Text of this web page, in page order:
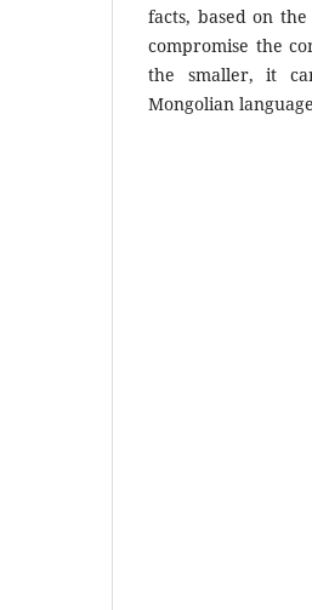
facts, based on
compromise the
the smaller, it
Mongolian